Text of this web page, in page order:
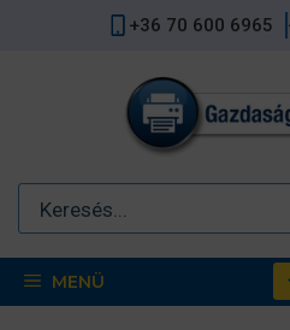
+36 70 600 6965
MENÜ